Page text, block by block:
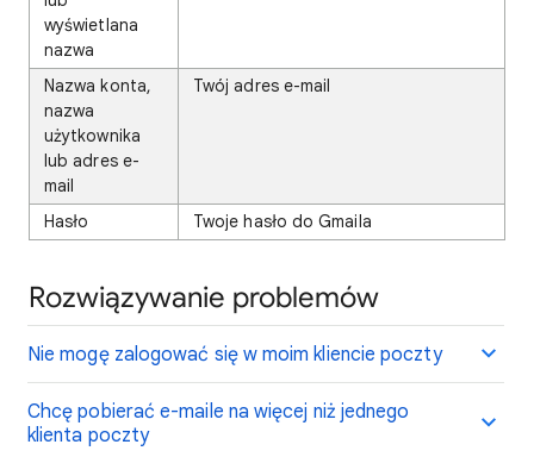
wyświetlana
nazwa
Nazwa konta,
nazwa
użytkownika
lub adres e-
mail
Twój adres e-mail
Hasło Twoje hasło do Gmaila
Rozwiązywanie problemów
Nie mogę zalogować się w moim kliencie poczty
Chcę pobierać e-maile na więcej niż jednego
klienta poczty